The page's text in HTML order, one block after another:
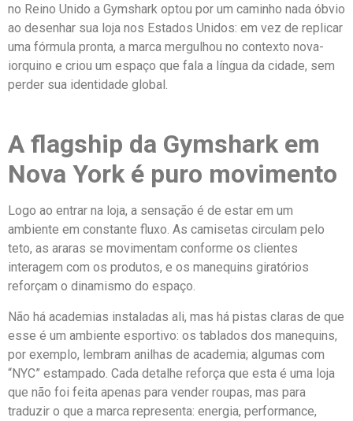
no Reino Unido a Gymshark optou por um caminho nada óbvio
ao desenhar sua loja nos Estados Unidos: em vez de replicar
uma fórmula pronta, a marca mergulhou no contexto nova-
iorquino e criou um espaço que fala a língua da cidade, sem
perder sua identidade global.
A flagship da Gymshark em
Nova York é puro movimento
Logo ao entrar na loja, a sensação é de estar em um
ambiente em constante fluxo. As camisetas circulam pelo
teto, as araras se movimentam conforme os clientes
interagem com os produtos, e os manequins giratórios
reforçam o dinamismo do espaço.
Não há academias instaladas ali, mas há pistas claras de que
esse é um ambiente esportivo: os tablados dos manequins,
por exemplo, lembram anilhas de academia; algumas com
“NYC” estampado. Cada detalhe reforça que esta é uma loja
que não foi feita apenas para vender roupas, mas para
traduzir o que a marca representa: energia, performance,